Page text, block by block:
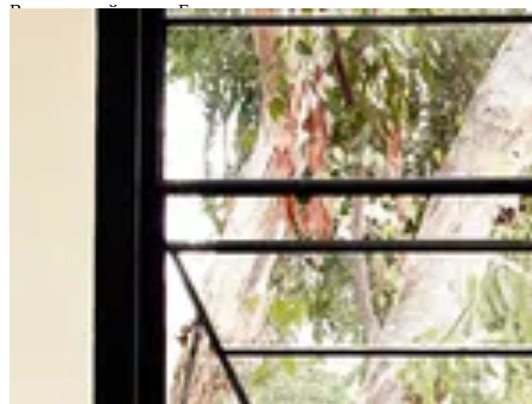
В мире дизайна имя Eames давно стало синонимом
непревзойденного вкуса, функциональности и долговечности.
История этой легендарной марки началась в 1941 году, когда
талантливый дизайнер Чарльз Имз и его верная спутница
жизни, художница и дизайнер Рэй Имз, основали
собственную студию в Лос-Анджелесе.
С первых дней работы студию Eames отличало стремление к
смелым экспериментам и внедрение новейших технологий в
мебельном производстве. Чета Имз были не просто
дизайнерами, они были настоящими исследователями,
постоянно расширявшими границы возможного.
Одним из главных достижений Eames стало освоение
технологии формования пластика под давлением, которая
позволила создавать гибкие, прочные и изящные формы без
использования дорогостоящего дерева. Этот инновационный
подход позволил компании разработать такие знаковые
модели, как Side Chair и Molded Shell Chair.